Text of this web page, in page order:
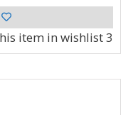
3 users
item in wishlist